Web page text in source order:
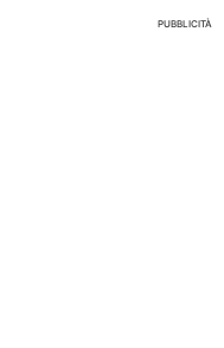
PUBBLICITÀ